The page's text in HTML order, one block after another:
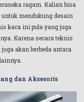
ragam. Kalian bisa
mendukung desain
kaca ini pula yang juga
Karena secara teknis
akan berbeda antara
dan Aksesoris